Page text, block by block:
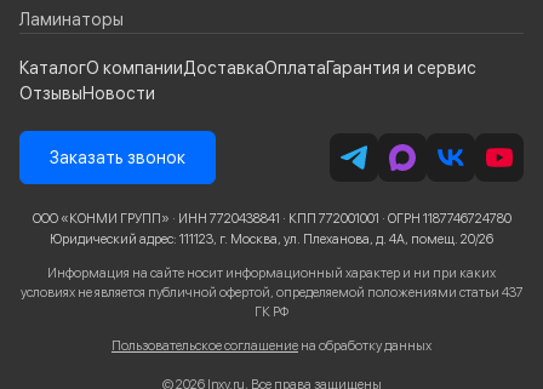
Ламинаторы
КаталогО компанииДоставкаОплатаГарантия и сервис
ОтзывыНовости
Заказать звонок
ООО «КОНМИ ГРУПП» · ИНН 7720438841 · КПП 772001001 · ОГРН 1187746724780
Юридический адрес: 111123, г. Москва, ул. Плеханова, д. 4А, помещ. 20/26
Информация на сайте носит информационный характер и ни при каких
условиях не является публичной офертой, определяемой положениями статьи 437
ГК РФ
Пользовательское соглашение на обработку данных
© 2026 Inxy.ru, Все права защищены